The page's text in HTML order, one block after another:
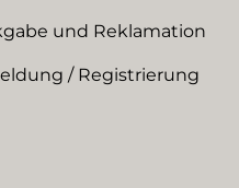
und Reklamation
/ Registrierung